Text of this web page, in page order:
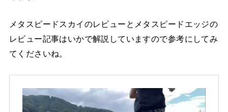
メタスピードスカイのレビューとメタスピードエッジの
レビュー記事はいかで解説していますので参考にしてみ
てくださいね。